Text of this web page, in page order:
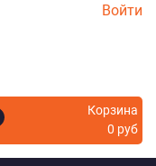
Войти
Корзина
0 руб